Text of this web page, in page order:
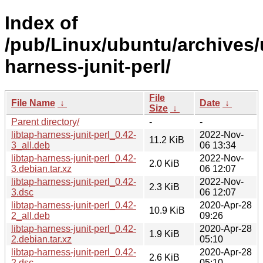
Index of
/pub/Linux/ubuntu/
harness-junit-perl/
File Name ↓
File
Size ↓
Date ↓
Parent directory/
-
-
libtap-harness-junit-perl_0.42-
3_all.deb
11.2 KiB
2022-Nov-
06 13:34
libtap-harness-junit-perl_0.42-
3.debian.tar.xz
2.0 KiB
2022-Nov-
06 12:07
libtap-harness-junit-perl_0.42-
3.dsc
2.3 KiB
2022-Nov-
06 12:07
libtap-harness-junit-perl_0.42-
2_all.deb
10.9 KiB
2020-Apr-28
09:26
libtap-harness-junit-perl_0.42-
2.debian.tar.xz
1.9 KiB
2020-Apr-28
05:10
libtap-harness-junit-perl_0.42-
2.6 KiB
2020-Apr-28